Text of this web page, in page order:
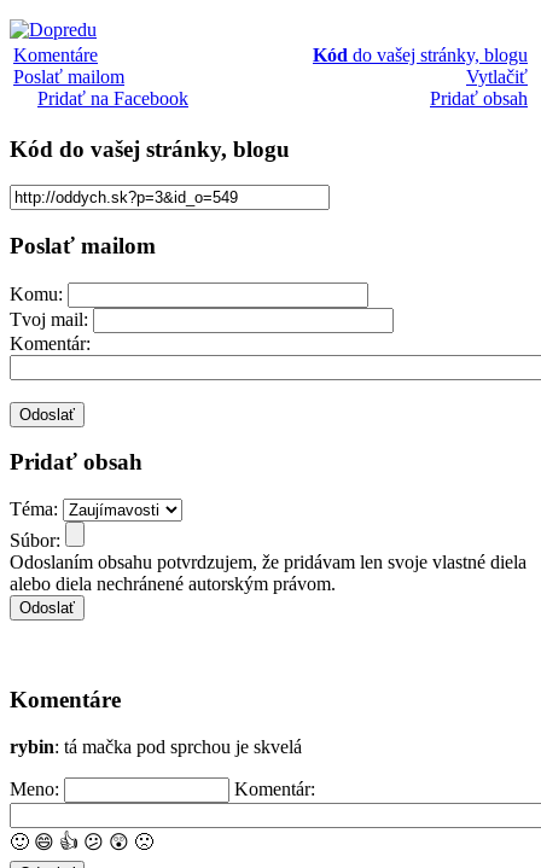
Komentáre
Poslať mailom
Pridať na Facebook
Kód do vašej stránky, blogu
Vytlačiť
Pridať obsah
Kód do vašej stránky, blogu
Poslať mailom
Komu:
Tvoj mail:
Komentár:
Pridať obsah
Téma:
Súbor:
Odoslaním obsahu potvrdzujem, že pridávam len svoje vlastné diela
alebo diela nechránené autorským právom.
Komentáre
rybin: tá mačka pod sprchou je skvelá
Meno: Komentár:
🙂 😄 👍 😕 😲 🙁